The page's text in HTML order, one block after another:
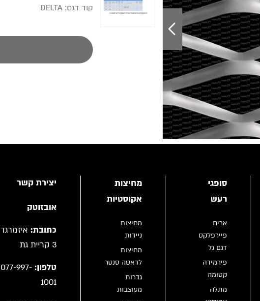
קוד דגם: DELTA
סופגי
רעש
אריח
פיירפלקס
דגם גל
פירמידה
קטומה
מתלה
מחיצות
אקוסטיות
מחיצות
ניידות
מחיצות
לדאטה סנטר
גדרות
מעוצבות
יצירת קשר
אובזוטק
כתובת: איזמרגד
3 קריית גת
טלפון: 077-997-
1001